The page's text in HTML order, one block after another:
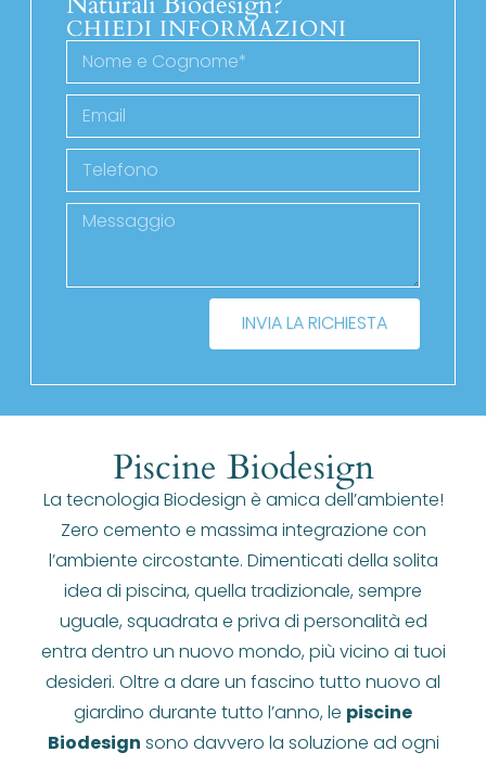
CHIEDI INFORMAZIONI
INVIA LA RICHIESTA
Piscine Biodesign
La tecnologia Biodesign è amica dell’ambiente!
Zero cemento e massima integrazione con
l’ambiente circostante. Dimenticati della solita
idea di piscina, quella tradizionale, sempre
uguale, squadrata e priva di personalità ed
entra dentro un nuovo mondo, più vicino ai tuoi
desideri. Oltre a dare un fascino tutto nuovo al
giardino durante tutto l’anno, le piscine
Biodesign sono davvero la soluzione ad ogni